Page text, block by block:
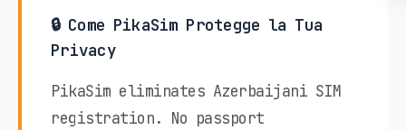
🔒 Come PikaSim Protegge la Tua
Privacy
PikaSim eliminates Azerbaijani SIM
registration. No passport